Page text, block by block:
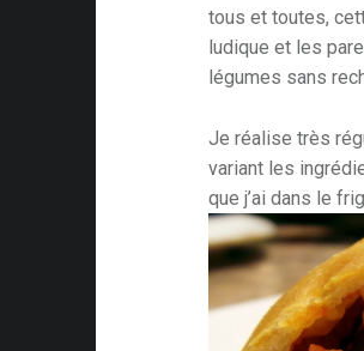
tous et toutes,
ludique et les
légumes sans
Je réalise très
variant les
que j’ai dans le